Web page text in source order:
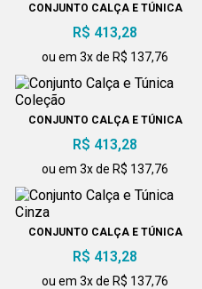
CONJUNTO CALÇA E TÚNICA
COLEÇÃO
R$ 413,28
ou em 3x de R$ 137,76
CONJUNTO CALÇA E TÚNICA
COLEÇÃO
R$ 413,28
ou em 3x de R$ 137,76
CONJUNTO CALÇA E TÚNICA
R$ 413,28
ou em 3x de R$ 137,76